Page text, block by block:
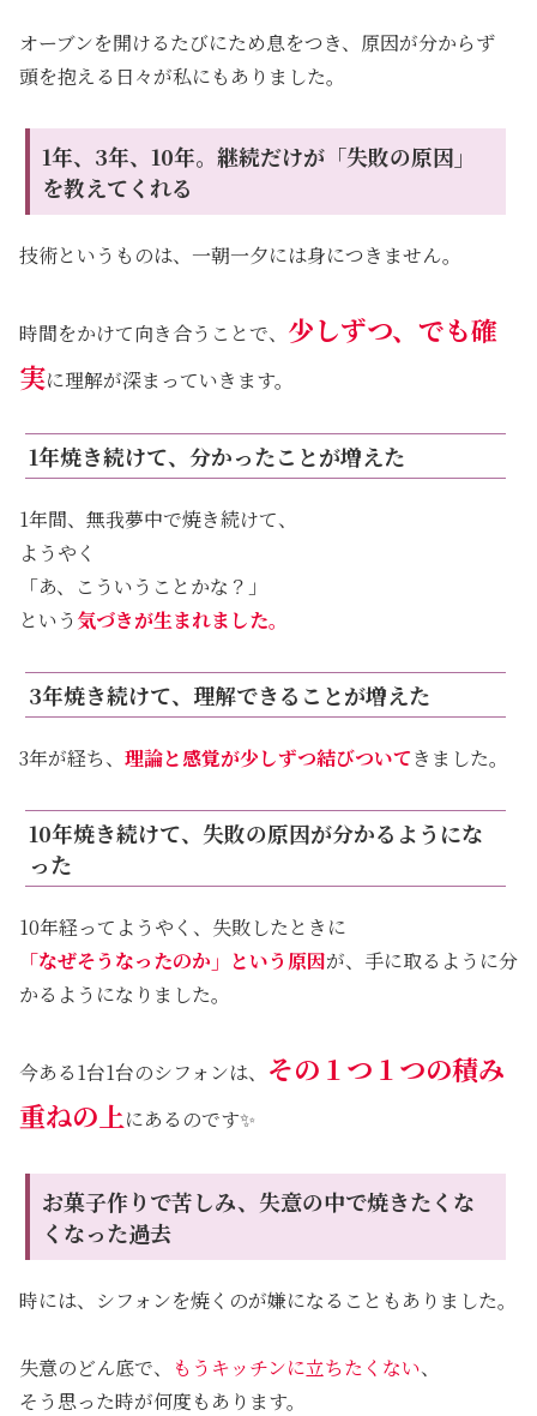
オーブンを開けるたびにため息をつき、原因が分からず
頭を抱える日々が私にもありました。
1年、3年、10年。継続だけが「失敗の原因」
を教えてくれる
技術というものは、一朝一夕には身につきません。
時間をかけて向き合うことで、 少しずつ、でも確
実に理解が深まっていきます。
1年焼き続けて、分かったことが増えた
1年間、無我夢中で焼き続けて、
ようやく
「あ、こういうことかな？」
という 気づきが生まれました。
3年焼き続けて、理解できることが増えた
3年が経ち、 理論と感覚が少しずつ結びついてきました。
10年焼き続けて、失敗の原因が分かるようにな
った
10年経ってようやく、失敗したときに
「なぜそうなったのか」という原因が、手に取るように分
かるようになりました。
今ある1台1台のシフォンは、 その １つ １つの積み
重ねの上にあるのです✨
お菓子作りで苦しみ、失意の中で焼きたくな
くなった過去
時には、シフォンを焼くのが嫌になることもありました。
失意のどん底で、 もうキッチンに立ちたくない、
そう思った時が何度もあります。